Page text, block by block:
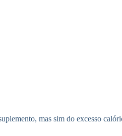
mas sim do excesso